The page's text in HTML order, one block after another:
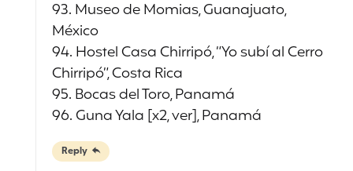
93. Museo de Momias, Guanajuato,
México
94. Hostel Casa Chirripó, “Yo subí al Cerro
Chirripó”, Costa Rica
95. Bocas del Toro, Panamá
96. Guna Yala [x2, ver], Panamá
Reply